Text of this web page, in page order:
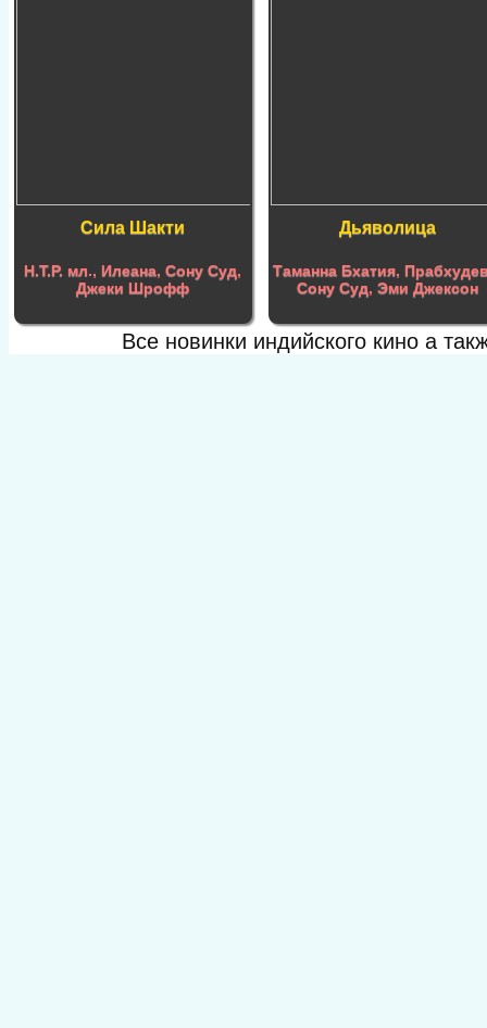
Сила Шакти
Н.Т.Р. мл.,Илеана,Сону Суд,
Джеки Шрофф
Дьяволица
Таманна Бхатия,
Сону Суд, Эми Джексон
Все новинки индийского кино а